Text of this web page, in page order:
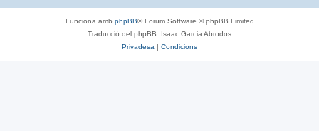
Funciona amb phpBB® Forum Software © phpBB Limited
Traducció del phpBB: Isaac Garcia Abrodos
Privadesa | Condicions